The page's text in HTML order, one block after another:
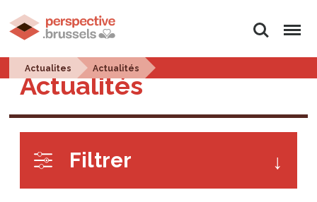
Zoeken Menu
Actualites Actualités
Actualités
Filtrer